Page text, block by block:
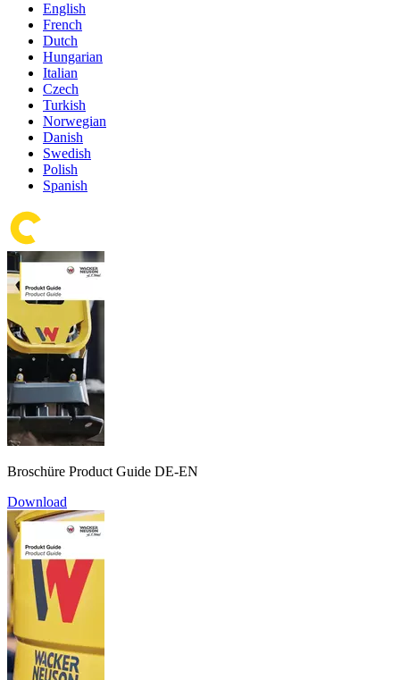
English
French
Dutch
Hungarian
Italian
Czech
Turkish
Norwegian
Danish
Swedish
Polish
Spanish
Broschüre Product Guide DE-EN
Download